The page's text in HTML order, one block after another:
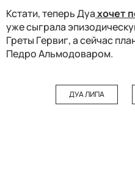
Кстати, теперь Дуахочет
уже сыграла
Греты Гервиг, а сейчас
Педро Альмодоваром.
ДУА ЛИПА